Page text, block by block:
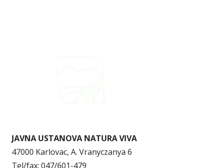
JAVNA USTANOVA NATURA VIVA
47000 Karlovac, A. Vranyczanya 6
Tel/fax: 047/601-479